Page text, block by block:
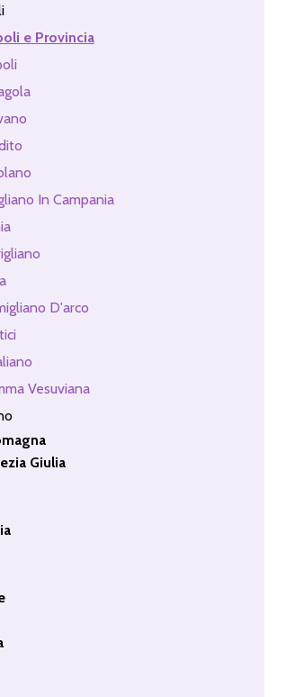
e Provincia
In Campania
D'arco
Vesuviana
Giulia